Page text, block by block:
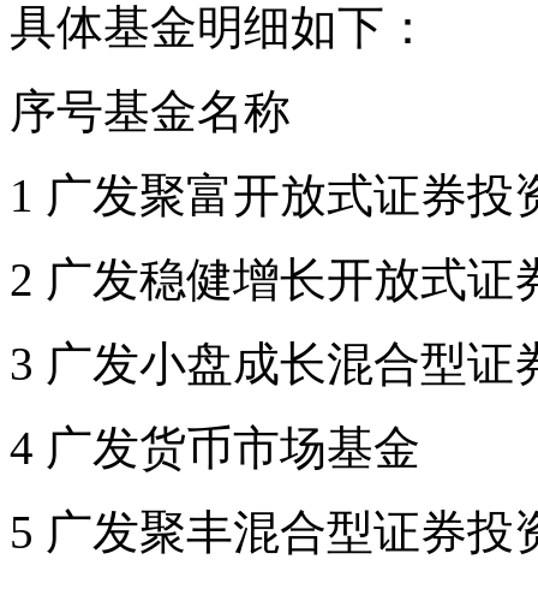
具体基金明细如下：
序号基金名称
1 广发聚富开放式证券投
2 广发稳健增长开放式证
3 广发小盘成长混合型证
4 广发货币市场基金
5 广发聚丰混合型证券投